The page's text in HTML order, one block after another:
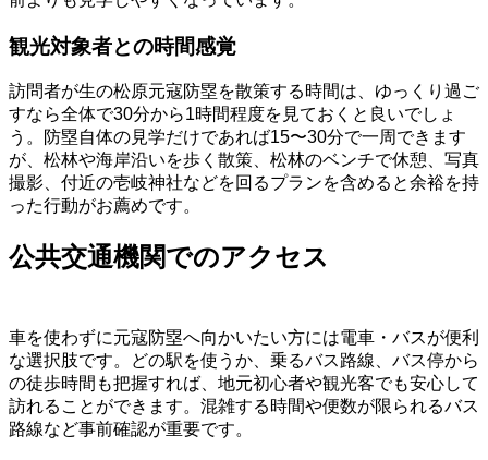
観光対象者との時間感覚
訪問者が生の松原元寇防塁を散策する時間は、ゆっくり過ご
すなら全体で30分から1時間程度を見ておくと良いでしょ
う。防塁自体の見学だけであれば15〜30分で一周できます
が、松林や海岸沿いを歩く散策、松林のベンチで休憩、写真
撮影、付近の壱岐神社などを回るプランを含めると余裕を持
った行動がお薦めです。
公共交通機関でのアクセス
車を使わずに元寇防塁へ向かいたい方には電車・バスが便利
な選択肢です。どの駅を使うか、乗るバス路線、バス停から
の徒歩時間も把握すれば、地元初心者や観光客でも安心して
訪れることができます。混雑する時間や便数が限られるバス
路線など事前確認が重要です。